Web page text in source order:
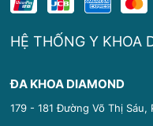
HỆ THỐNG Y KHOA
ĐA KHOA DIAMOND
179 - 181 Đường Võ Thị Sáu,